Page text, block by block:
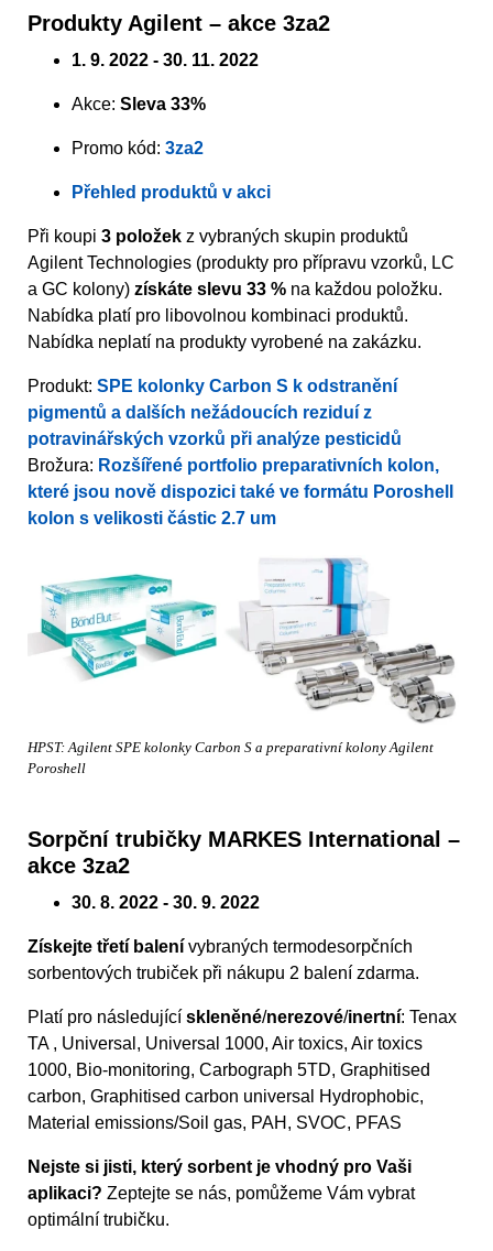
Produkty Agilent – akce 3za2
1. 9. 2022 - 30. 11. 2022
Akce: Sleva 33%
Promo kód: 3za2
Přehled produktů v akci
Při koupi 3 položek z vybraných skupin produktů
Agilent Technologies (produkty pro přípravu vzorků, LC
a GC kolony) získáte slevu 33 % na každou položku.
Nabídka platí pro libovolnou kombinaci produktů.
Nabídka neplatí na produkty vyrobené na zakázku.
Produkt: SPE kolonky Carbon S k odstranění
pigmentů a dalších nežádoucích reziduí z
potravinářských vzorků při analýze pesticidů
Brožura: Rozšířené portfolio preparativních kolon,
které jsou nově dispozici také ve formátu Poroshell
kolon s velikosti částic 2.7 um
HPST: Agilent SPE kolonky Carbon S a preparativní kolony Agilent
Poroshell
Sorpční trubičky MARKES International –
akce 3za2
30. 8. 2022 - 30. 9. 2022
Získejte třetí balení vybraných termodesorpčních
sorbentových trubiček při nákupu 2 balení zdarma.
Platí pro následující skleněné/nerezové/inertní: Tenax
TA , Universal, Universal 1000, Air toxics, Air toxics
1000, Bio-monitoring, Carbograph 5TD, Graphitised
carbon, Graphitised carbon universal Hydrophobic,
Material emissions/Soil gas, PAH, SVOC, PFAS
Nejste si jisti, který sorbent je vhodný pro Vaši
aplikaci? Zeptejte se nás, pomůžeme Vám vybrat
optimální trubičku.